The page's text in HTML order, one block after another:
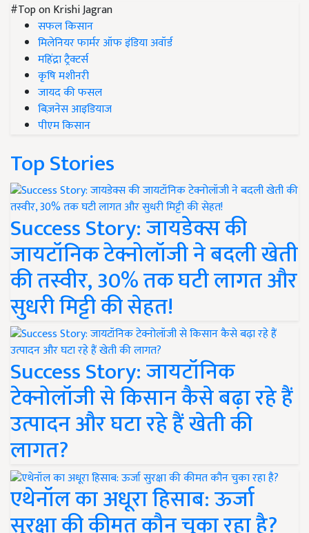
#Top on Krishi Jagran
सफल किसान
मिलेनियर फार्मर ऑफ इंडिया अवॉर्ड
महिंद्रा ट्रैक्टर्स
कृषि मशीनरी
जायद की फसल
बिज़नेस आइडियाज
पीएम किसान
Top Stories
Success Story: जायडेक्स की
जायटॉनिक टेक्नोलॉजी ने बदली खेती
की तस्वीर, 30% तक घटी लागत और
सुधरी मिट्टी की सेहत!
Success Story: जायटॉनिक
टेक्नोलॉजी से किसान कैसे बढ़ा रहे हैं
उत्पादन और घटा रहे हैं खेती की
लागत?
एथेनॉल का अधूरा हिसाब: ऊर्जा
सुरक्षा की कीमत कौन चुका रहा है?